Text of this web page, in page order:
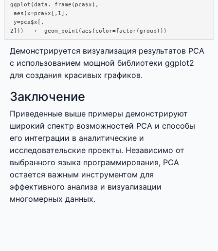
ggplot(data. frame(pca$x),
aes(x=pca$x[,1],
y=pca$x[,
Демонстрируется визуализация результатов PCA
с использованием мощной библиотеки ggplot2
для создания красивых графиков.
Заключение
Приведенные выше примеры демонстрируют
широкий спектр возможностей PCA и способы
его интеграции в аналитические и
исследовательские проекты. Независимо от
выбранного языка программирования, PCA
остается важным инструментом для
эффективного анализа и визуализации
многомерных данных.